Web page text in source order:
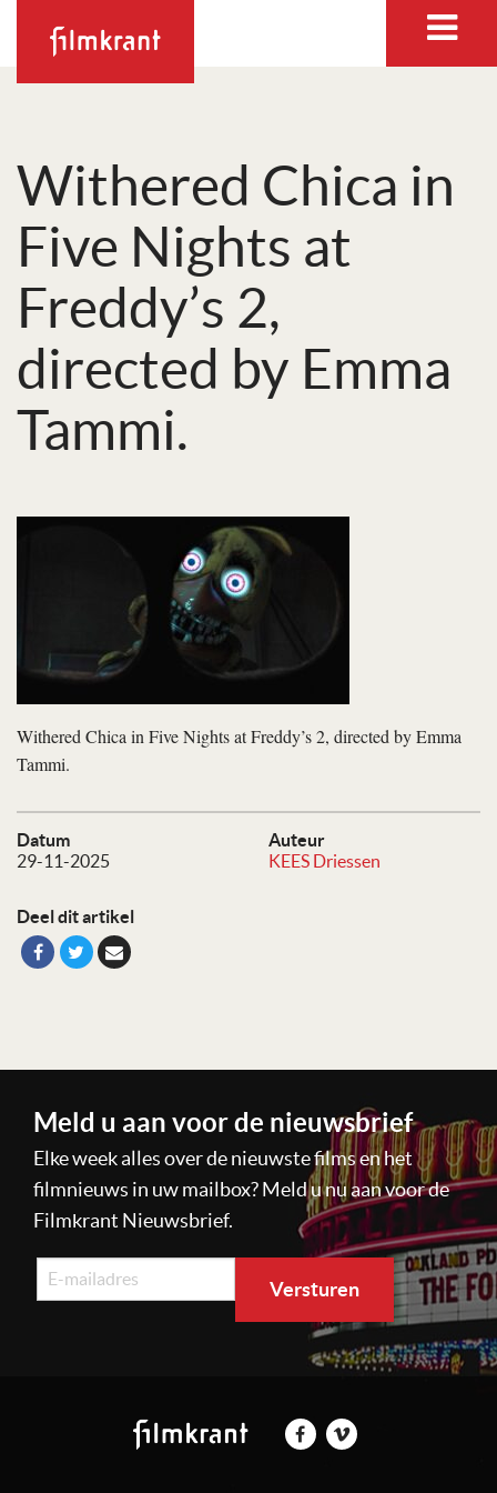
Withered Chica in
Five Nights at
Freddy’s 2,
directed by Emma
Tammi.
Datum
29-11-2025
Auteur
KEES Driessen
Deel dit artikel
Withered Chica in Five Nights at Freddy’s 2, directed by Emma
Tammi.
Meld u aan voor de nieuwsbrief
Elke week alles over de nieuwste films en het
filmnieuws in uw mailbox? Meld u nu aan voor de
Filmkrant Nieuwsbrief.